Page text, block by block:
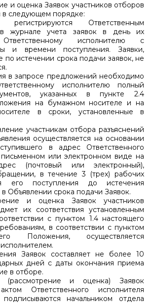
и оценка Заявок участников отборов
в следующем порядке:
Ответственным
в журнале учета заявок в день их
Ответственному исполнителю с
и времени поступления. Заявки,
по истечении срока подачи заявок, не
в запросе предложений необходимо
исполнителю полный
указанных в пункте 2.4
на бумажном носителе и на
в сроки, установленные в
участникам отбора разъяснений
осуществляется на основании
в адрес Ответственного
или электронном виде на
(почтовый или электронный),
в течение 3 (трех) рабочих
поступления до истечения
в Объявлении срока подачи Заявок.
и оценка Заявок участников
их соответствия установленным
с пунктом 1.4 настоящего
в соответствии с пунктом
Положения, осуществляется
Заявок составляет не более 10
дней с даты окончания приема
в отборе.
(рассмотрение и оценка) Заявок
Ответственного исполнителя
начальником отдела